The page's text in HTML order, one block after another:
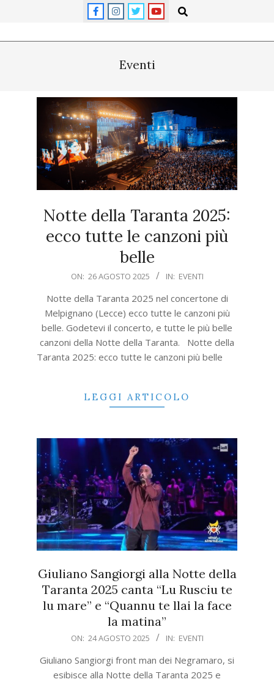
Search
Eventi
Notte della Taranta 2025:
ecco tutte le canzoni più
belle
ON: 26 AGOSTO 2025 IN: EVENTI
Notte della Taranta 2025 nel concertone di
Melpignano (Lecce) ecco tutte le canzoni più
belle. Godetevi il concerto, e tutte le più belle
canzoni della Notte della Taranta. Notte della
Taranta 2025: ecco tutte le canzoni più belle
LEGGI ARTICOLO
Giuliano Sangiorgi alla Notte della
Taranta 2025 canta “Lu Rusciu te
lu mare” e “Quannu te llai la face
la matina”
24
ON: 24 AGOSTO 2025 IN: EVENTI
Giuliano Sangiorgi front man dei Negramaro, si
esibisce alla Notte della Taranta 2025 e